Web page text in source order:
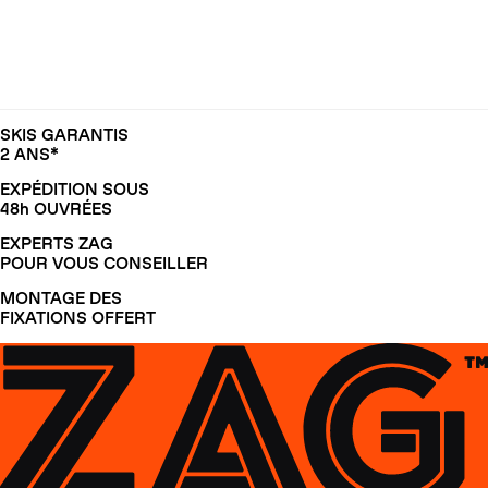
SKIS GARANTIS
2 ANS*
EXPÉDITION SOUS
48h OUVRÉES
EXPERTS ZAG
POUR VOUS CONSEILLER
MONTAGE DES
FIXATIONS OFFERT